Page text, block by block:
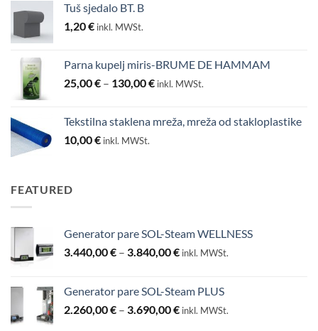
Tuš sjedalo BT. B
1,20€ inkl. MWSt.
Parna kupelj miris-BRUME DE HAMMAM
25,00€ – 130,00€Raspon
25,00 €
inkl. MWSt.
Tekstilna staklena mreža, mreža od stakloplastike
10,00€ inkl. MWSt.
FEATURED
Generator pare SOL-Steam WELLNESS
3.440,00€ – 3.840,00€Raspon
3.440,00 €
do
inkl. MWSt.
Generator pare SOL-Steam PLUS
2.260,00€ – 3.690,00€Raspon
inkl. MWSt.